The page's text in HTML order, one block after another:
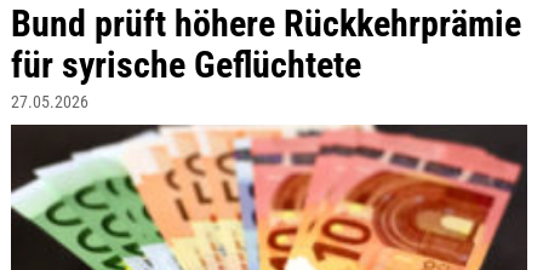
Bund prüft höhere Rückkehrprämie
für syrische Geflüchtete
27.05.2026